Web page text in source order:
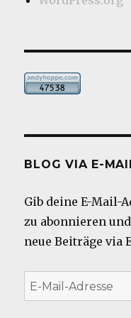
BLOG VIA E-
Gib deine E-Mail-
zu abonnieren
neue Beiträge via
E-
Mail-